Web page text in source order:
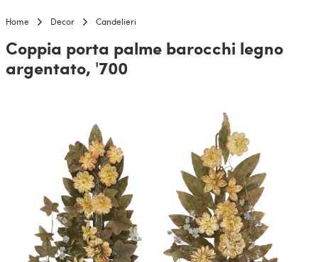
Home Decor Candelieri
Coppia porta palme barocchi legno
argentato, '700